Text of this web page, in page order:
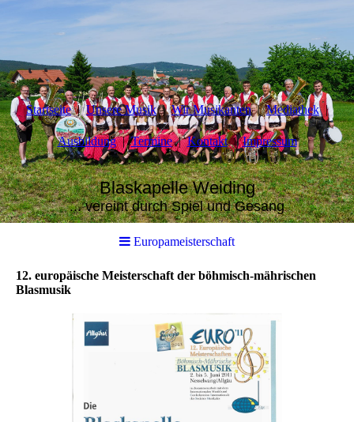
Startseite Unsere Musik Wir Musikanten Mediathek
Ausbildung Termine Kontakt Impressum
Blaskapelle Weiding
... vereint durch Spiel und Gesang
Europameisterschaft
12. europäische Meisterschaft der böhmisch-mährischen
Blasmusik